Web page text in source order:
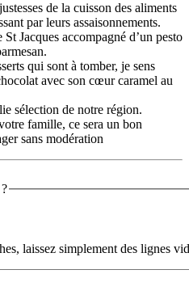
de la cuisson des aliments
par leurs assaisonnements.
Jacques accompagné d’un pesto
qui sont à tomber, je sens
avec son cœur caramel au
sélection de notre région.
famille, ce sera un bon
sans modération
laissez simplement des lignes